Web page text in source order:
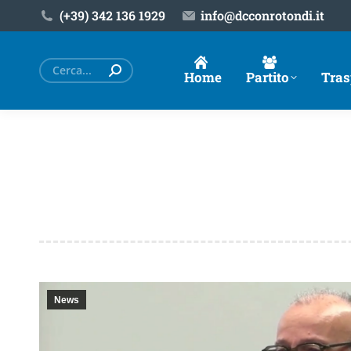
(+39) ‎342 136 1929 info@dcconrotondi.it
Home Partito
Cerca:
News